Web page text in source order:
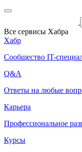
Все сервисы Хабра
Хабр
Сообщество IT-
Q&A
Ответы на любые
Карьера
Профессиональное
Курсы